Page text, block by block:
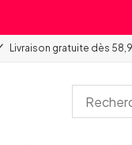
Livraison gratuite dès